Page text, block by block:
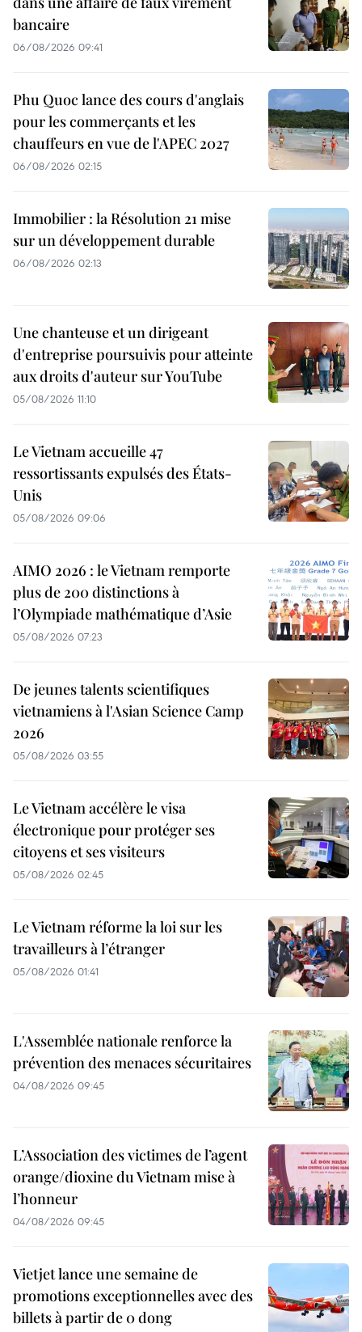
bancaire
06/08/2026 09:41
Phu Quoc lance des cours d'anglais
pour les commerçants et les
chauffeurs en vue de l'APEC 2027
06/08/2026 02:15
Immobilier : la Résolution 21 mise
sur un développement durable
06/08/2026 02:13
Une chanteuse et un dirigeant
d'entreprise poursuivis pour atteinte
aux droits d'auteur sur YouTube
05/08/2026 11:10
Le Vietnam accueille 47
ressortissants expulsés des États-
Unis
05/08/2026 09:06
AIMO 2026 : le Vietnam remporte
plus de 200 distinctions à
l’Olympiade mathématique d’Asie
05/08/2026 07:23
De jeunes talents scientifiques
vietnamiens à l'Asian Science Camp
2026
05/08/2026 03:55
Le Vietnam accélère le visa
électronique pour protéger ses
citoyens et ses visiteurs
05/08/2026 02:45
Le Vietnam réforme la loi sur les
travailleurs à l’étranger
05/08/2026 01:41
L'Assemblée nationale renforce la
prévention des menaces sécuritaires
04/08/2026 09:45
L’Association des victimes de l’agent
orange/dioxine du Vietnam mise à
l’honneur
04/08/2026 09:45
Vietjet lance une semaine de
promotions exceptionnelles avec des
billets à partir de 0 dong